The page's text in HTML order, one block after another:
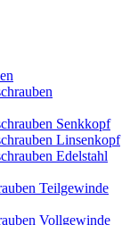
Senkkopf
Linsenkopf
Edelstahl
Teilgewinde
Vollgewinde